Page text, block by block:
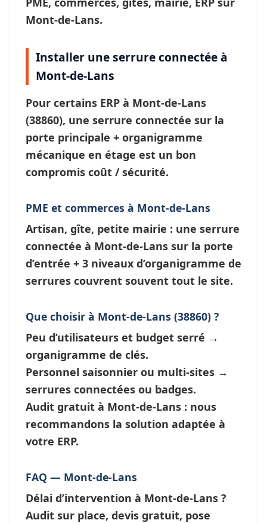
Mont-de-Lans.
Installer une serrure connectée à
Mont-de-Lans
Pour certains ERP à Mont-de-Lans
(38860), une serrure connectée sur la
porte principale + organigramme
mécanique en étage est un bon
compromis coût / sécurité.
PME et commerces à Mont-de-Lans
Artisan, gîte, petite mairie : une serrure
connectée à Mont-de-Lans sur la porte
d’entrée + 3 niveaux d’organigramme de
serrures couvrent souvent tout le site.
Que choisir à Mont-de-Lans (38860) ?
Peu d’utilisateurs et budget serré →
organigramme de clés.
Personnel saisonnier ou multi-sites →
serrures connectées ou badges.
Audit gratuit à Mont-de-Lans : nous
recommandons la solution adaptée à
votre ERP.
FAQ — Mont-de-Lans
Délai d’intervention à Mont-de-Lans ?
Audit sur place, devis gratuit, pose